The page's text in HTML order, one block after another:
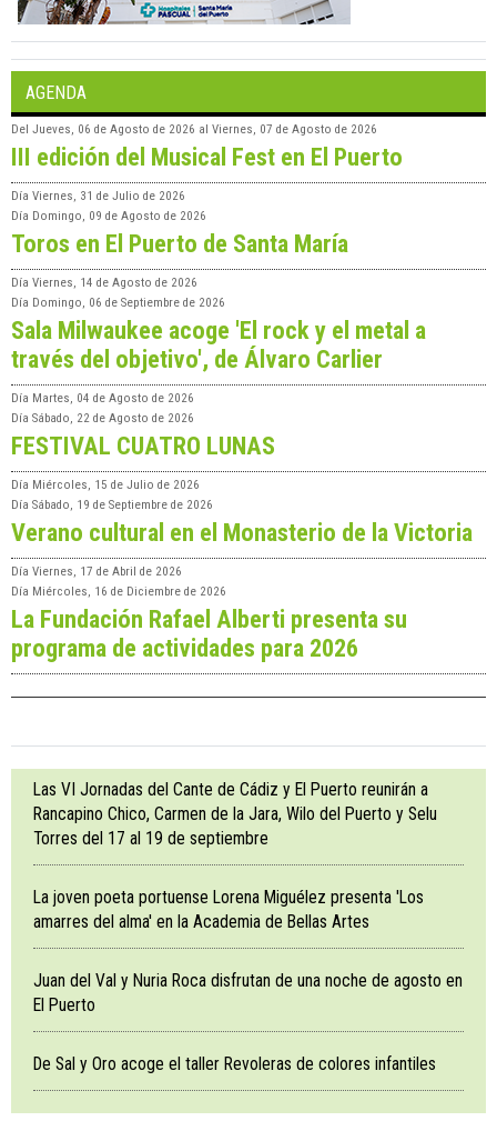
AGENDA
Del Jueves, 06 de Agosto de 2026 al Viernes, 07 de Agosto de 2026
III edición del Musical Fest en El Puerto
Día Viernes, 31 de Julio de 2026
Día Domingo, 09 de Agosto de 2026
Toros en El Puerto de Santa María
Día Viernes, 14 de Agosto de 2026
Día Domingo, 06 de Septiembre de 2026
Sala Milwaukee acoge 'El rock y el metal a
través del objetivo', de Álvaro Carlier
Día Martes, 04 de Agosto de 2026
Día Sábado, 22 de Agosto de 2026
FESTIVAL CUATRO LUNAS
Día Miércoles, 15 de Julio de 2026
Día Sábado, 19 de Septiembre de 2026
Verano cultural en el Monasterio de la Victoria
Día Viernes, 17 de Abril de 2026
Día Miércoles, 16 de Diciembre de 2026
La Fundación Rafael Alberti presenta su
programa de actividades para 2026
Las VI Jornadas del Cante de Cádiz y El Puerto reunirán a
Rancapino Chico, Carmen de la Jara, Wilo del Puerto y Selu
Torres del 17 al 19 de septiembre
La joven poeta portuense Lorena Miguélez presenta 'Los
amarres del alma' en la Academia de Bellas Artes
Juan del Val y Nuria Roca disfrutan de una noche de agosto en
El Puerto
De Sal y Oro acoge el taller Revoleras de colores infantiles